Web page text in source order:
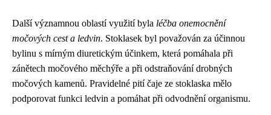
Další významnou oblastí využití byla léčba onemocnění
močových cest a ledvin. Stoklasek byl považován za účinnou
bylinu s mírným diuretickým účinkem, která pomáhala při
zánětech močového měchýře a při odstraňování drobných
močových kamenů. Pravidelné pití čaje ze stoklaska mělo
podporovat funkci ledvin a pomáhat při odvodnění organismu.